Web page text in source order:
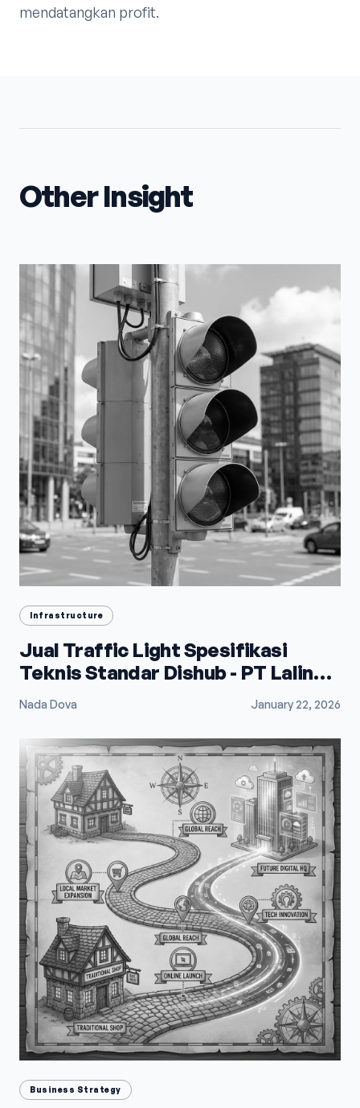
mendatangkan profit.
Other Insight
Infrastructure
Jual Traffic Light Spesifikasi
Teknis Standar Dishub - PT Lalindo
Mega Utama
Nada Dova January 22, 2026
Business Strategy